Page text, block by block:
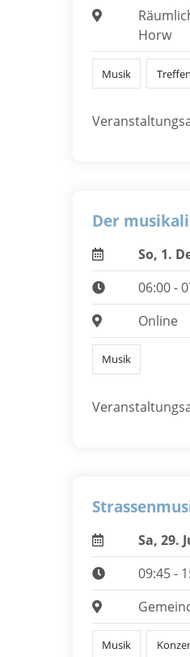
Horw
Musik Treffen
Der
So, 1.
06:00 -
Online
Musik
Sa, 29.
09:45 -
Musik